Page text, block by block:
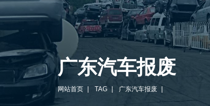
广东汽车报废
网站首页 TAG 广东汽车报废